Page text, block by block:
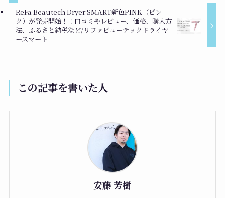
ReFa Beautech Dryer SMART新色PINK（ピン
ク）が発売開始！！口コミやレビュー、価格、購入方
法、ふるさと納税など/リファビューテックドライヤ
ースマート
この記事を書いた人
安藤 芳樹